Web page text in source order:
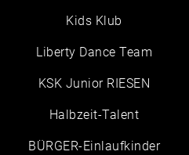
Kids Klub
Liberty Dance Team
KSK Junior RIESEN
Halbzeit-Talent
BÜRGER-Einlaufkinder